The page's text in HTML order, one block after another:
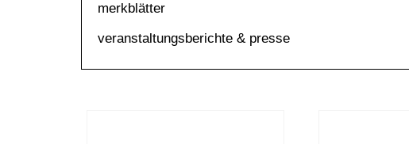
merkblätter
veranstaltungsberichte & presse